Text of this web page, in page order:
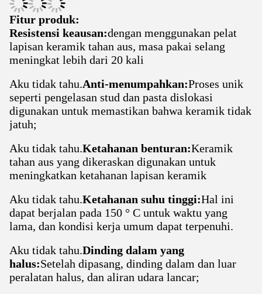
Fitur produk:
Resistensi keausan:dengan menggunakan pelat
lapisan keramik tahan aus, masa pakai selang
meningkat lebih dari 20 kali
Aku tidak tahu.Anti-menumpahkan:Proses unik
seperti pengelasan stud dan pasta dislokasi
digunakan untuk memastikan bahwa keramik tidak
jatuh;
Aku tidak tahu.Ketahanan benturan:Keramik
tahan aus yang dikeraskan digunakan untuk
meningkatkan ketahanan lapisan keramik
Aku tidak tahu.Ketahanan suhu tinggi:Hal ini
dapat berjalan pada 150 ° C untuk waktu yang
lama, dan kondisi kerja umum dapat terpenuhi.
Aku tidak tahu.Dinding dalam yang
halus:Setelah dipasang, dinding dalam dan luar
peralatan halus, dan aliran udara lancar;